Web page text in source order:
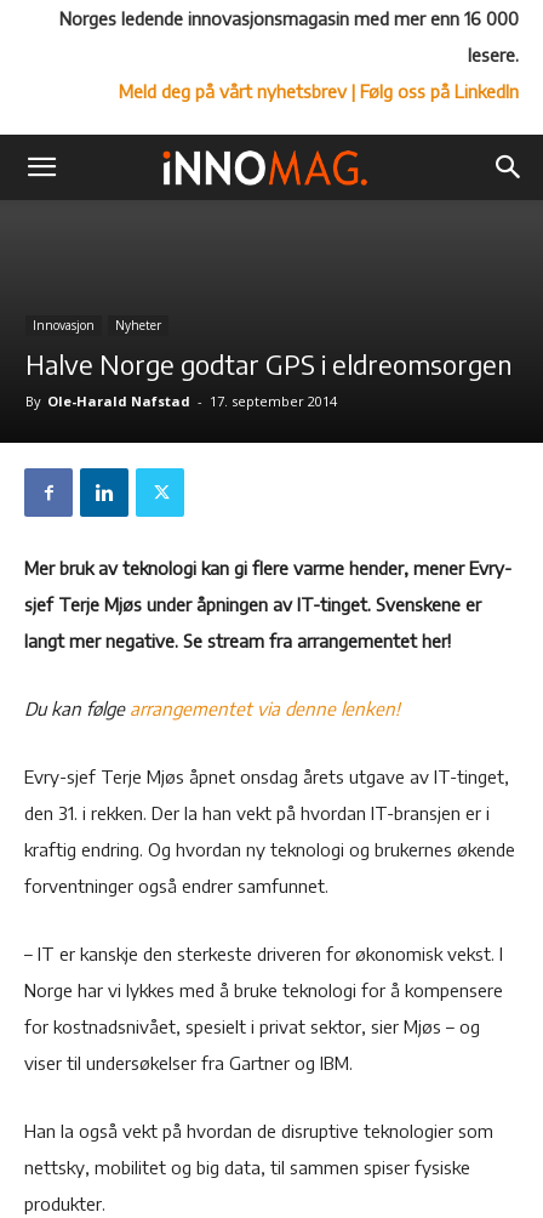
Norges ledende innovasjonsmagasin med mer enn 16 000
lesere.
Meld deg på vårt nyhetsbrev| Følg oss på LinkedIn
Innovasjon Nyheter
Halve Norge godtar GPS i eldreomsorgen
By Ole-Harald Nafstad - 17. september 2014
Mer bruk av teknologi kan gi flere varme hender, mener Evry-
sjef Terje Mjøs under åpningen av IT-tinget. Svenskene er
langt mer negative. Se stream fra arrangementet her!
Du kan følge arrangementet via denne lenken!
Evry-sjef Terje Mjøs åpnet onsdag årets utgave av IT-tinget,
den 31. i rekken. Der la han vekt på hvordan IT-bransjen er i
kraftig endring. Og hvordan ny teknologi og brukernes økende
forventninger også endrer samfunnet.
– IT er kanskje den sterkeste driveren for økonomisk vekst. I
Norge har vi lykkes med å bruke teknologi for å kompensere
for kostnadsnivået, spesielt i privat sektor, sier Mjøs – og
viser til undersøkelser fra Gartner og IBM.
Han la også vekt på hvordan de disruptive teknologier som
nettsky, mobilitet og big data, til sammen spiser fysiske
produkter.